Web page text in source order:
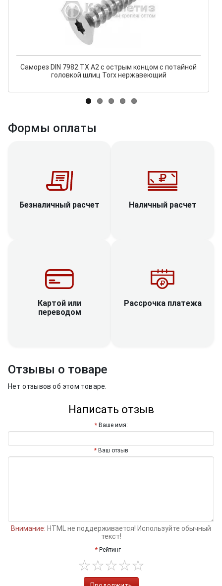
Саморез DIN 7982 TX A2 с острым концом с потайной
головкой шлиц Torx нержавеющий
Формы оплаты
Безналичный расчет Наличный расчет
Картой или
переводом
Рассрочка платежа
Отзывы о товаре
Нет отзывов об этом товаре.
Написать отзыв
Ваше имя:
Ваш отзыв
Внимание: HTML не поддерживается! Используйте обычный
текст!
Рейтинг